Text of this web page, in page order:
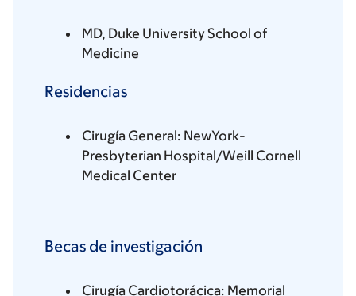
MD, Duke University School of
Medicine
Residencias
Cirugía General: NewYork-
Presbyterian Hospital/Weill Cornell
Medical Center
Becas de investigación
Cirugía Cardiotorácica: Memorial